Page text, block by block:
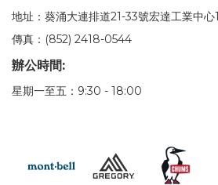
地址：葵涌大連排道21-33號宏達工業中
傳真：(852) 2418-0544
辦公時間:
星期一至五：9:30 - 18:00